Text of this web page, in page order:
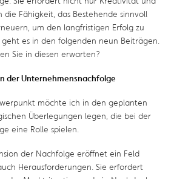
die Fähigkeit, das Bestehende sinnvoll
um den langfristigen Erfolg zu
es in den folgenden neun Beiträgen.
Sie in diesen erwarten?
der Unternehmensnachfolge
möchte ich in den geplanten
Überlegungen legen, die bei der
eine Rolle spielen.
der Nachfolge eröffnet ein Feld
Herausforderungen. Sie erfordert